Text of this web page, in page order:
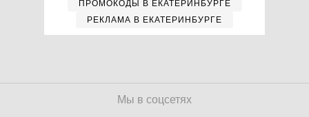
ПРОМОКОДЫ В ЕКАТЕРИНБУРГЕ
РЕКЛАМА В ЕКАТЕРИНБУРГЕ
Мы в соцсетях